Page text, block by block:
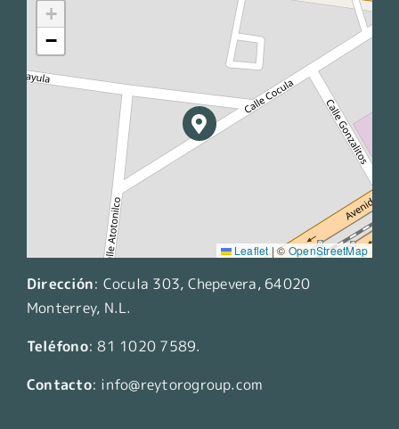
+
−
Leaflet |©OpenStreetMap
Dirección: Cocula 303, Chepevera, 64020
Monterrey, N.L.
Teléfono: 81 1020 7589.
Contacto: info@reytorogroup.com